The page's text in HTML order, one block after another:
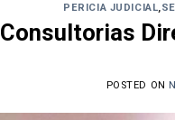
PERICIA JUDICIAL,
Consultorias
POSTED ON